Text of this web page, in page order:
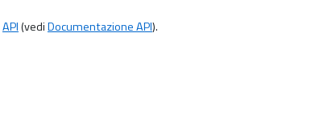
API(vediDocumentazione API).